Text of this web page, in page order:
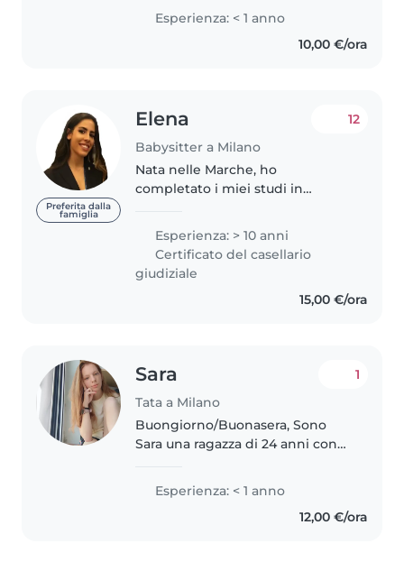
Relations presso IULM University
a Milano. Sono una persona
responsabile, solare e paziente, e
Esperienza: < 1 anno
10,00 €/ora
Preferita dalla
famiglia
Elena
Babysitter a Milano
12
Nata nelle Marche, ho
completato i miei studi in
degree in Cina) nel 2018. Ho un
background da manager, che mi
ha dato organizzazione,
affidabilità e capacità..
Esperienza: > 10 anni
Certificato del casellario
giudiziale
15,00 €/ora
Sara
Tata a Milano
1
Buongiorno/Buonasera, Sono
Sara una ragazza di 24 anni con
lavoro come babysitter, sono
molto solare, responsabile e
amichevole. Mi piace molto
Esperienza: < 1 anno
12,00 €/ora